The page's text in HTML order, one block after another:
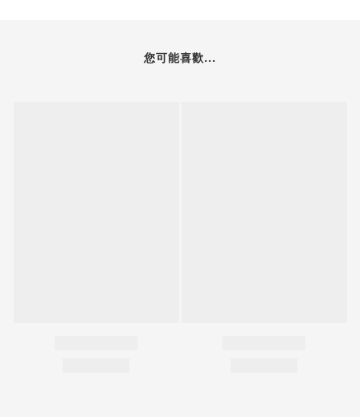
您可能喜歡...